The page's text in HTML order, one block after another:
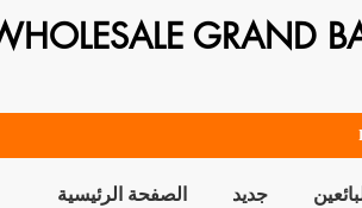
GRAND
الصفحة الرئيسية جديد